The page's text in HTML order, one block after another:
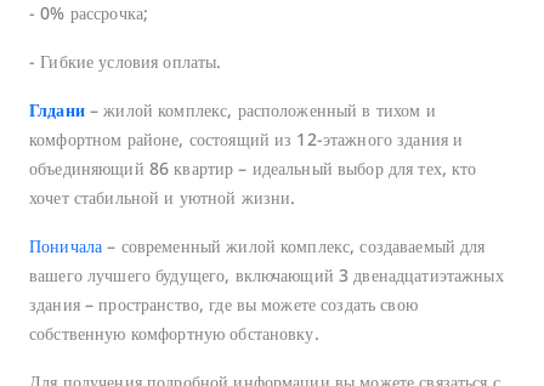
- 0% рассрочка;
- Гибкие условия оплаты.
Глдани– жилой комплекс, расположенный в тихом и
комфортном районе, состоящий из 12-этажного здания и
объединяющий 86 квартир – идеальный выбор для тех, кто
хочет стабильной и уютной жизни.
Поничала – современный жилой комплекс, создаваемый для
вашего лучшего будущего, включающий 3 двенадцатиэтажных
здания – пространство, где вы можете создать свою
собственную комфортную обстановку.